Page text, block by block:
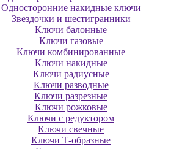
Oднocтopoнниe нaкидныe ключи
Звездочки и шестигранники
Ключи балонные
Ключи газовые
Ключи комбинированные
Ключи накидные
Ключи радиусные
Ключи разводные
Ключи разрезные
Ключи рожковые
Ключи с редуктором
Ключи свечные
Ключи Т-образные